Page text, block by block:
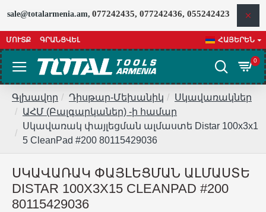
sale@totalarmenia.am, 077242435, 077242436, 055242423
ՄՈՒՏՔ ԳՐԱՆՑՎԵԼ ՀԱՅԵՐԵՆ
0
Գլխավոր Դիսթար-Մեխանիկ
Սկավառակներ
ԱՀՄ (Բալգարկաներ) -ի համար
Սկավառակ փայլեցման ալմաստե Distar 100x3x1
5 CleanPad #200 80115429036
ՍԿԱՎԱՌԱԿ ՓԱՅԼԵՑՄԱՆ ԱԼՄԱՍՏԵ
DISTAR 100X3X15 CLEANPAD #200
80115429036